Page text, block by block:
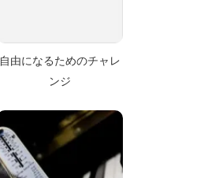
自由になるためのチャレ
ンジ